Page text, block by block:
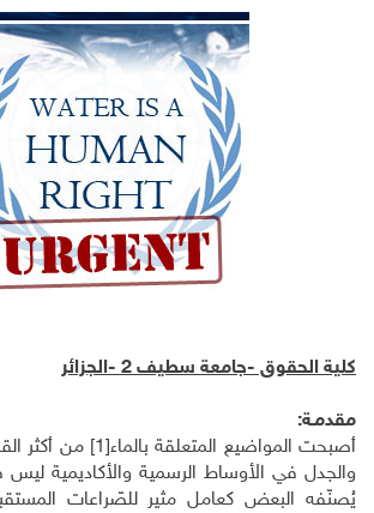
كلية الحقوق -جامعة سطيف 2 -الجزائر
مقدمـة:
أصبحت المواضيع المتعلقة بالماء[1] من أكثر
والجدل في الأوساط الرسمية والأكاديمية
يُصنّفه البعض كعامل مثير للصّراعات